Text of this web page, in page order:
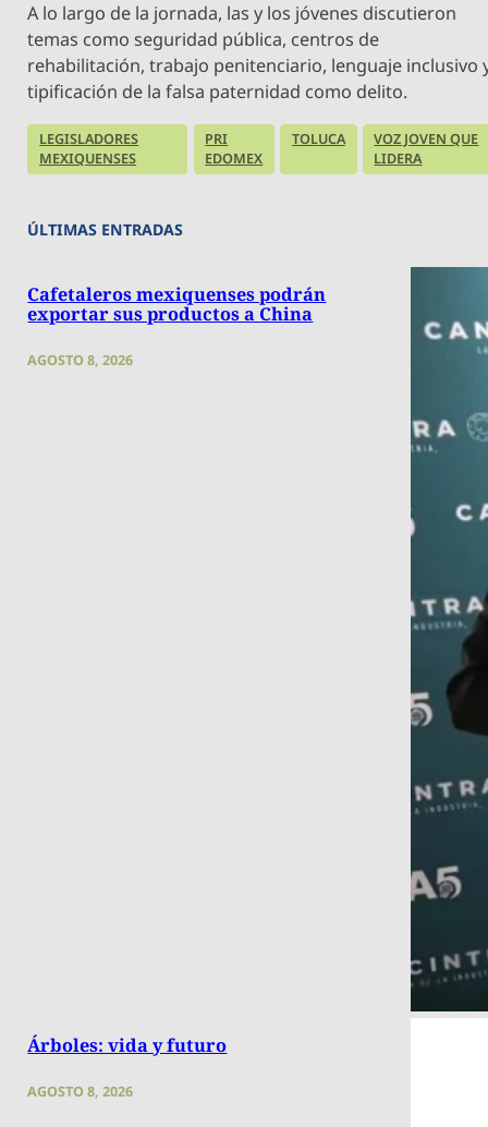
A lo largo de la jornada, las y los jóvenes discutieron
temas como seguridad pública, centros de
rehabilitación, trabajo penitenciario, lenguaje inclusivo
tipificación de la falsa paternidad como delito.
LEGISLADORES
MEXIQUENSES
PRI
EDOMEX
TOLUCA
VOZ JOVEN QUE
LIDERA
ÚLTIMAS ENTRADAS
Cafetaleros mexiquenses podrán
exportar sus productos a China
AGOSTO 8, 2026
Árboles: vida y futuro
AGOSTO 8, 2026